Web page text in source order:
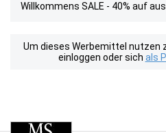
Willkommens SALE - 40% auf
Um dieses Werbemittel nutzen
einloggen oder sich als